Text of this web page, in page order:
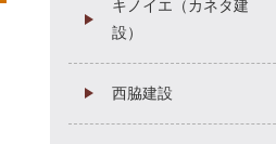
キノイエ（カネタ建
設）
西脇建設